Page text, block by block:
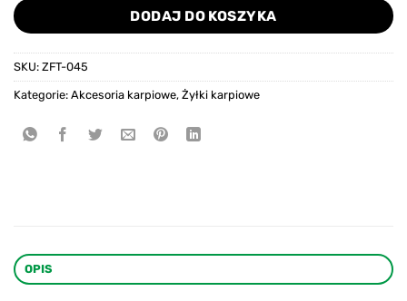
DODAJ DO KOSZYKA
SKU: ZFT-045
Kategorie: Akcesoria karpiowe, Żyłki karpiowe
OPIS